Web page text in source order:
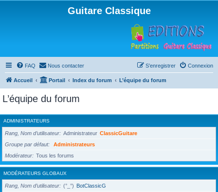
Guitare Classique
FAQ Nous contacter Connexion
S’enregistrer
Accueil Portail Index du forum L’équipe du forum
L’équipe du forum
ADMINISTRATEURS
Rang, Nom d’utilisateur Administrateur ClassicGuitare
Groupe par défaut
Administrateurs
Modérateur
Tous les forums
MODÉRATEURS GLOBAUX
Rang, Nom d’utilisateur (°_°) BotClassicG